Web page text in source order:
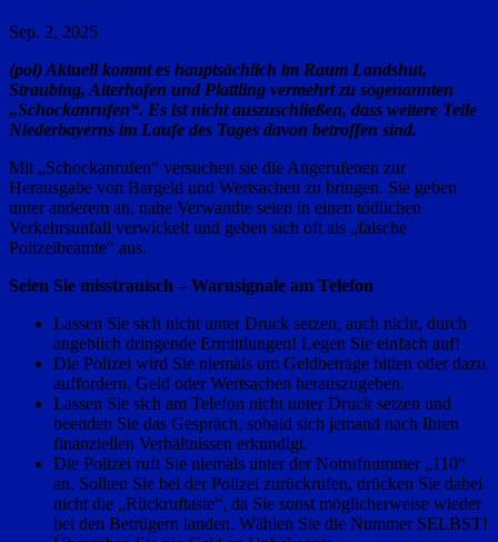
Sep. 2, 2025
(pol) Aktuell kommt es hauptsächlich im Raum Landshut,
Straubing, Aiterhofen und Plattling vermehrt zu sogenannten
„Schockanrufen“. Es ist nicht auszuschließen, dass weitere Teile
Niederbayerns im Laufe des Tages davon betroffen sind.
Mit „Schockanrufen“ versuchen sie die Angerufenen zur
Herausgabe von Bargeld und Wertsachen zu bringen. Sie geben
unter anderem an, nahe Verwandte seien in einen tödlichen
Verkehrsunfall verwickelt und geben sich oft als „falsche
Polizeibeamte“ aus.
Seien Sie misstrauisch – Warnsignale am Telefon
Lassen Sie sich nicht unter Druck setzen, auch nicht, durch
angeblich dringende Ermittlungen! Legen Sie einfach auf!
Die Polizei wird Sie niemals um Geldbeträge bitten oder dazu
auffordern, Geld oder Wertsachen herauszugeben.
Lassen Sie sich am Telefon nicht unter Druck setzen und
beenden Sie das Gespräch, sobald sich jemand nach Ihren
finanziellen Verhältnissen erkundigt.
Die Polizei ruft Sie niemals unter der Notrufnummer „110“
an. Sollten Sie bei der Polizei zurückrufen, drücken Sie dabei
nicht die „Rückruftaste“, da Sie sonst möglicherweise wieder
bei den Betrügern landen. Wählen Sie die Nummer SELBST!